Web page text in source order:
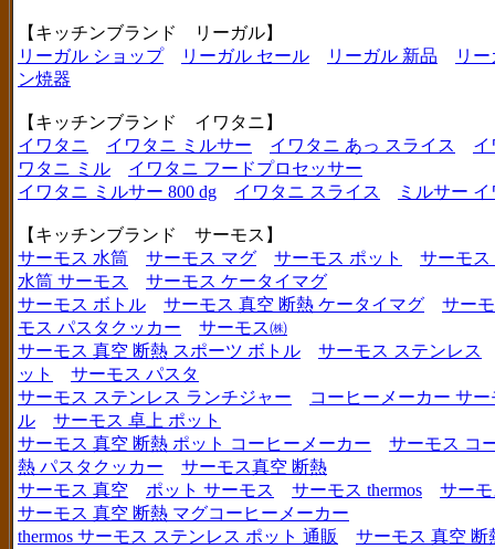
【キッチンブランド リーガル】
リーガル ショップ
リーガル セール リーガル 新品
リ
ン焼器
【キッチンブランド イワタニ】
イワタニ
イワタニ ミルサー イワタニ あっ スライス
イ
ワタニ ミル
イワタニ フードプロセッサー
イワタニ ミルサー 800 dg
イワタニ スライス ミルサー
【キッチンブランド サーモス】
サーモス 水筒
サーモス マグ サーモス ポット
サーモス
水筒 サーモス
サーモス ケータイマグ
サーモス ボトル
サーモス 真空 断熱 ケータイマグ
サー
モス パスタクッカー
サーモス㈱
サーモス 真空 断熱 スポーツ ボトル
サーモス ステンレス
ット
サーモス パスタ
サーモス ステンレス ランチジャー
コーヒーメーカー サー
ル
サーモス 卓上 ポット
サーモス 真空 断熱 ポット コーヒーメーカー
サーモス コ
熱 パスタクッカー
サーモス真空 断熱
サーモス 真空
ポット サーモス サーモス thermos
サー
サーモス 真空 断熱 マグコーヒーメーカー
thermos サーモス ステンレス ポット 通販
サーモス 真空 断